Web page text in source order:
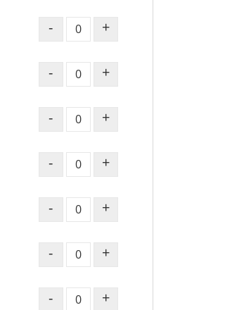
- +
- +
- +
- +
- +
- +
- +